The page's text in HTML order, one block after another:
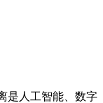
人工智能、数字